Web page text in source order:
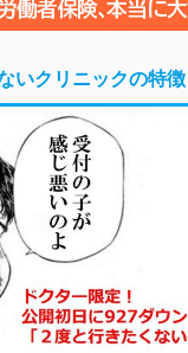
いクリニックの特徴